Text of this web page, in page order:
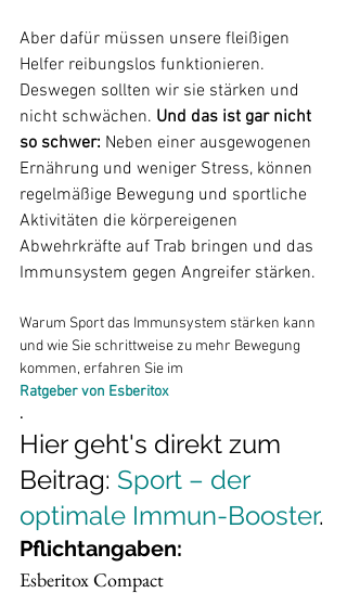
Aber dafür müssen unsere fleißigen
Helfer reibungslos funktionieren.
Deswegen sollten wir sie stärken und
nicht schwächen. Und das ist gar nicht
so schwer: Neben einer ausgewogenen
Ernährung und weniger Stress, können
regelmäßige Bewegung und sportliche
Aktivitäten die körpereigenen
Abwehrkräfte auf Trab bringen und das
Warum Sport das Immunsystem stärken kann
und wie Sie schrittweise zu mehr Bewegung
kommen, erfahren Sie im
Ratgeber von Esberitox
Hier geht's direkt zum
Beitrag: Sport – der
optimale Immun-Booster.
Pflichtangaben:
Esberitox Compact